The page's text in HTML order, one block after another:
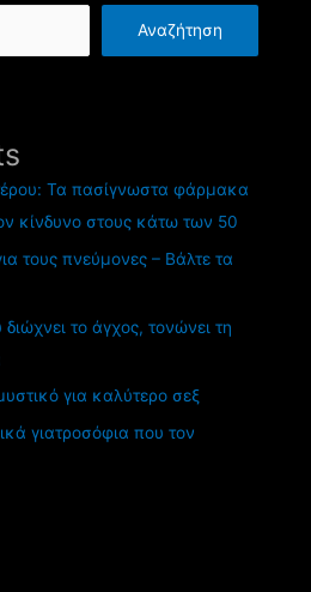
Αναζήτηση
Τα πασίγνωστα φάρμακα
κίνδυνο στους κάτω των 50
τους πνεύμονες – Βάλτε τα
το άγχος, τονώνει τη
για καλύτερο σεξ
γιατροσόφια που τον